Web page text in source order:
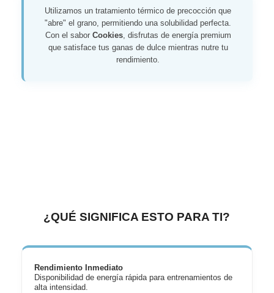
Utilizamos un tratamiento térmico de precocción que
"abre" el grano, permitiendo una solubilidad perfecta.
Con el sabor Cookies, disfrutas de energía premium
que satisface tus ganas de dulce mientras nutre tu
rendimiento.
¿QUÉ SIGNIFICA ESTO PARA TI?
Rendimiento Inmediato
Disponibilidad de energía rápida para entrenamientos de
alta intensidad.